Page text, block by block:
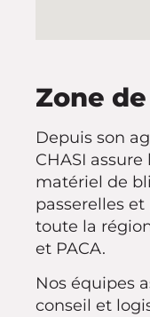
Zone
Depuis son
CHASI
matériel de
passerelles
toute la
et PACA.
Nos équipes
conseil et